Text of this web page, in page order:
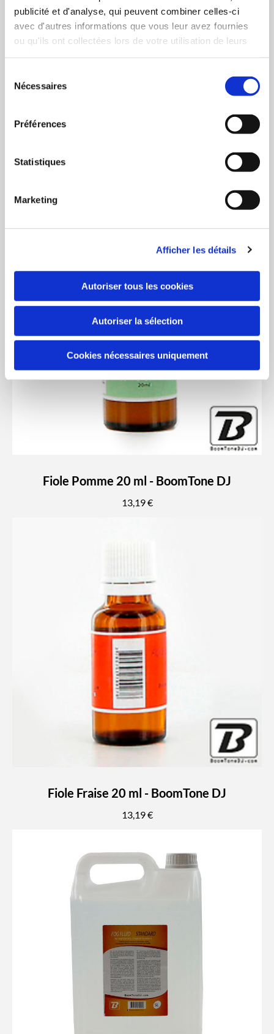
publicité et d'analyse, qui peuvent combiner celles-ci
avec d'autres informations que vous leur avez fournies
ou qu'ils ont collectées lors de votre utilisation de leurs
Nécessaires
Préférences
Statistiques
Marketing
Afficher les détails
Autoriser tous les cookies
Autoriser la sélection
Cookies nécessaires uniquement
Fiole Menthe 20 ml - BoomTone DJ
Fiole Pomme 20 ml - BoomTone DJ
13,19 €
Fiole Fraise 20 ml - BoomTone DJ
13,19 €